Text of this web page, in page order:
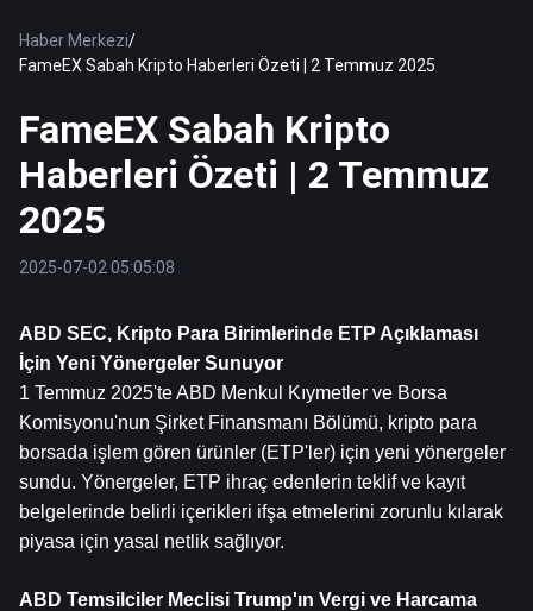
Haber Merkezi/
FameEX Sabah Kripto Haberleri Özeti | 2 Temmuz 2025
FameEX Sabah Kripto
Haberleri Özeti | 2 Temmuz
2025
2025-07-02 05:05:08
ABD SEC, Kripto Para Birimlerinde ETP Açıklaması
İçin Yeni Yönergeler Sunuyor
1 Temmuz 2025'te ABD Menkul Kıymetler ve Borsa
Komisyonu'nun Şirket Finansmanı Bölümü, kripto para
borsada işlem gören ürünler (ETP'ler) için yeni yönergeler
sundu. Yönergeler, ETP ihraç edenlerin teklif ve kayıt
belgelerinde belirli içerikleri ifşa etmelerini zorunlu kılarak
piyasa için yasal netlik sağlıyor.
ABD Temsilciler Meclisi Trump'ın Vergi ve Harcama